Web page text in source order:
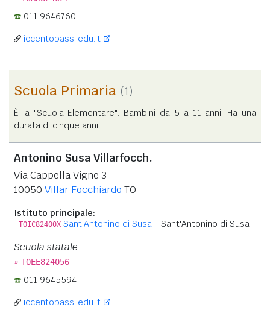
011 9646760
iccentopassi.edu.it
Scuola Primaria (1)
È la "Scuola Elementare". Bambini da 5 a 11 anni. Ha una
durata di cinque anni.
Antonino Susa Villarfocch.
Via Cappella Vigne 3
10050 Villar Focchiardo TO
Istituto principale:
TOIC82400X Sant'Antonino di Susa - Sant'Antonino di Susa
Scuola statale
» TOEE824056
011 9645594
iccentopassi.edu.it